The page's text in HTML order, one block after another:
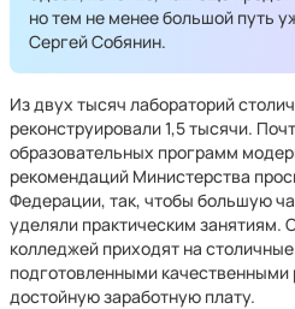
но тем не менее большой путь
Сергей Собянин.
Из двух тысяч лабораторий
реконструировали 1,5 тысячи.
образовательных программ
рекомендаций Министерства
Федерации, так, чтобы большую
уделяли практическим занятиям.
колледжей приходят на
подготовленными
достойную заработную плату.